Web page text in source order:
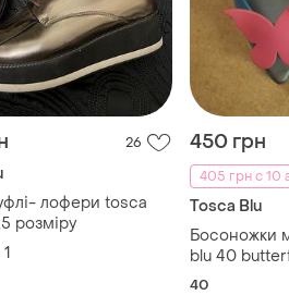
26
лофери tosca
розміру
1
450 грн
405 грн с 10
Tosca Blu
Босоножки
blu 40
стопа как
40